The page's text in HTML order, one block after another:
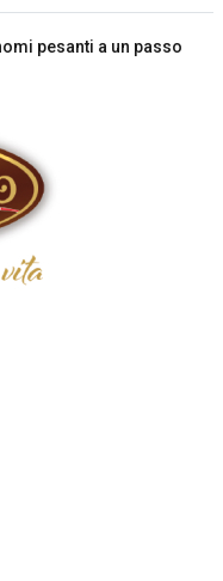
pesanti a un passo